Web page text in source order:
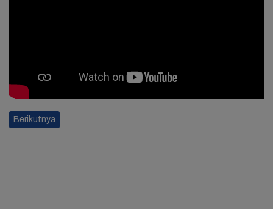
Berikutnya